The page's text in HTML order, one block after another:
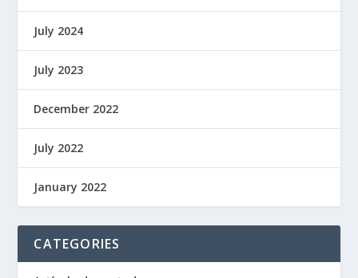
July 2024
July 2023
December 2022
July 2022
January 2022
CATEGORIES